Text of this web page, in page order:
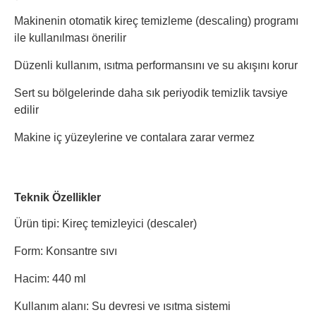
Makinenin otomatik kireç temizleme (descaling) programı
ile kullanılması önerilir
Düzenli kullanım, ısıtma performansını ve su akışını korur
Sert su bölgelerinde daha sık periyodik temizlik tavsiye
edilir
Makine iç yüzeylerine ve contalara zarar vermez
Teknik Özellikler
Ürün tipi: Kireç temizleyici (descaler)
Form: Konsantre sıvı
Hacim: 440 ml
Kullanım alanı: Su devresi ve ısıtma sistemi